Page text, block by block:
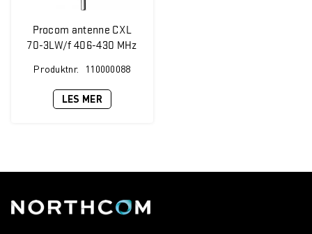
Procom antenne CXL
70-3LW/f 406-430 MHz
Produktnr. 110000088
LES MER